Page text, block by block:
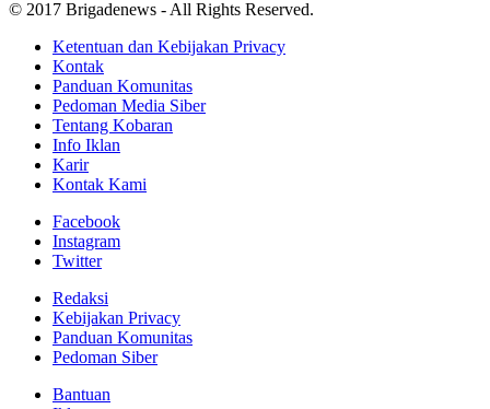
© 2017 Brigadenews - All Rights Reserved.
Ketentuan dan Kebijakan Privacy
Kontak
Panduan Komunitas
Pedoman Media Siber
Tentang Kobaran
Info Iklan
Karir
Kontak Kami
Facebook
Instagram
Twitter
Redaksi
Kebijakan Privacy
Panduan Komunitas
Pedoman Siber
Bantuan